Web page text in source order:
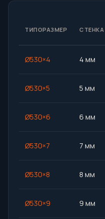
ТИПОРАЗМЕР СТЕНКА
Ø530×4 4 мм
Ø530×5 5 мм
Ø530×6 6 мм
Ø530×7 7 мм
Ø530×8 8 мм
Ø530×9 9 мм